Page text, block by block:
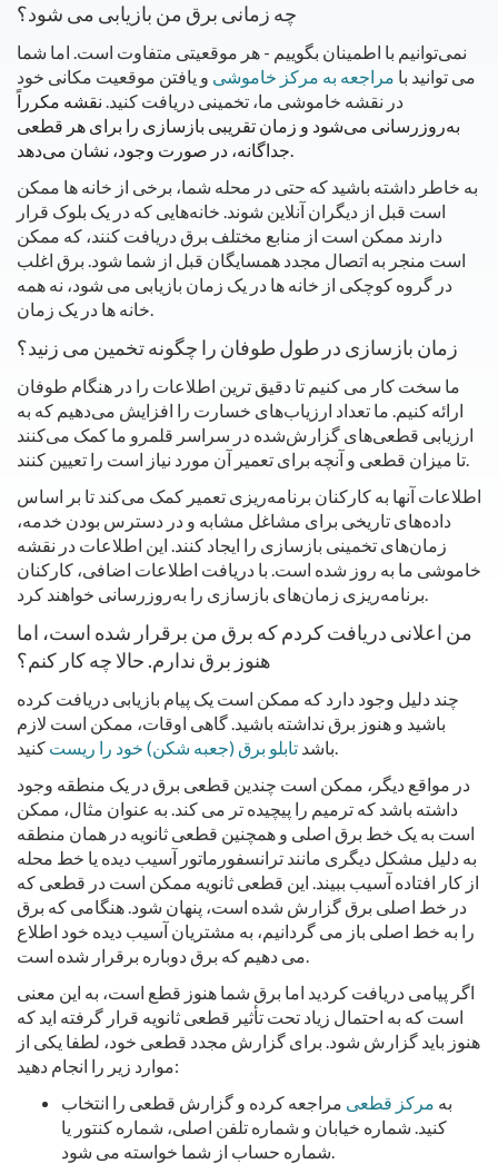
چه زمانی برق من بازیابی می شود؟
نمی‌توانیم با اطمینان بگوییم - هر موقعیتی متفاوت است. اما شما
می توانید با مراجعه به مرکز خاموشی و یافتن موقعیت مکانی خود
در نقشه خاموشی ما، تخمینی دریافت کنید. نقشه مکرراً
به‌روزرسانی می‌شود و زمان تقریبی بازسازی را برای هر قطعی
جداگانه، در صورت وجود، نشان می‌دهد.
به خاطر داشته باشید که حتی در محله شما، برخی از خانه ها ممکن
است قبل از دیگران آنلاین شوند. خانه‌هایی که در یک بلوک قرار
دارند ممکن است از منابع مختلف برق دریافت کنند، که ممکن
است منجر به اتصال مجدد همسایگان قبل از شما شود. برق اغلب
در گروه کوچکی از خانه ها در یک زمان بازیابی می شود، نه همه
خانه ها در یک زمان.
زمان بازسازی در طول طوفان را چگونه تخمین می زنید؟
ما سخت کار می کنیم تا دقیق ترین اطلاعات را در هنگام طوفان
ارائه کنیم. ما تعداد ارزیاب‌های خسارت را افزایش می‌دهیم که به
ارزیابی قطعی‌های گزارش‌شده در سراسر قلمرو ما کمک می‌کنند
تا میزان قطعی و آنچه برای تعمیر آن مورد نیاز است را تعیین کنند.
اطلاعات آنها به کارکنان برنامه‌ریزی تعمیر کمک می‌کند تا بر اساس
داده‌های تاریخی برای مشاغل مشابه و در دسترس بودن خدمه،
زمان‌های تخمینی بازسازی را ایجاد کنند. این اطلاعات در نقشه
خاموشی ما به روز شده است. با دریافت اطلاعات اضافی، کارکنان
برنامه‌ریزی زمان‌های بازسازی را به‌روزرسانی خواهند کرد.
من اعلانی دریافت کردم که برق من برقرار شده است، اما
چند دلیل وجود دارد که ممکن است یک پیام بازیابی دریافت کرده
باشید و هنوز برق نداشته باشید. گاهی اوقات، ممکن است لازم
باشد تابلو برق (جعبه شکن) خود را ریست
کنید.
در مواقع دیگر، ممکن است چندین قطعی برق در یک منطقه وجود
داشته باشد که ترمیم را پیچیده تر می کند. به عنوان مثال، ممکن
است به یک خط برق اصلی و همچنین قطعی ثانویه در همان منطقه
به دلیل مشکل دیگری مانند ترانسفورماتور آسیب دیده یا خط محله
از کار افتاده آسیب ببیند. این قطعی ثانویه ممکن است در قطعی که
در خط اصلی برق گزارش شده است، پنهان شود. هنگامی که برق
را به خط اصلی باز می گردانیم، به مشتریان آسیب دیده خود اطلاع
می دهیم که برق دوباره برقرار شده است.
اگر پیامی دریافت کردید اما برق شما هنوز قطع است، به این معنی
است که به احتمال زیاد تحت تأثیر قطعی ثانویه قرار گرفته اید که
هنوز باید گزارش شود. برای گزارش مجدد قطعی خود، لطفا یکی از
موارد زیر را انجام دهید:
به مرکز قطعی مراجعه کرده و گزارش قطعی را انتخاب
کنید. شماره خیابان و شماره تلفن اصلی، شماره کنتور یا
شماره حساب از شما خواسته می شود.